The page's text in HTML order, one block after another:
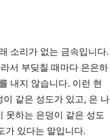
소리가 없는 금속입니다.
서 부딪칠 때마다 은은하
내지 않습니다. 이런 현
같은 성도가 있고, 은 나
못하는 은덩이 같은 성도
가 있다는 말입니다.